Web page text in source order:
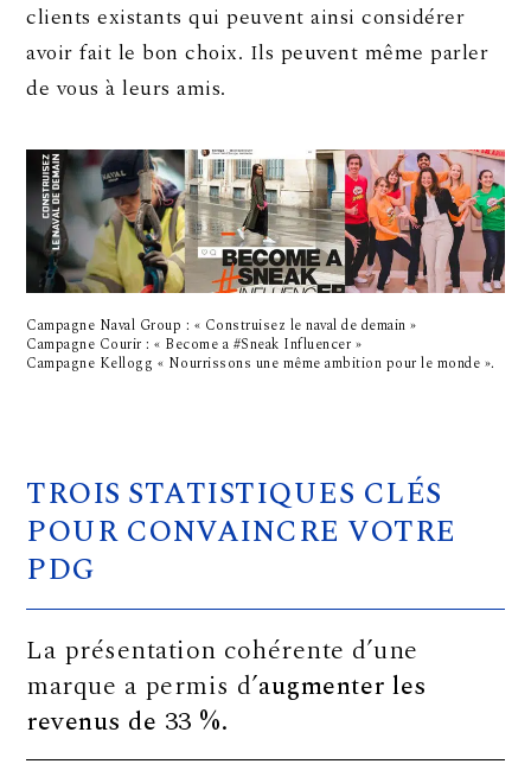
clients existants qui peuvent ainsi considérer
avoir fait le bon choix. Ils peuvent même parler
de vous à leurs amis.
Campagne Naval Group : « Construisez le naval de demain »
Campagne Courir : « Become a #Sneak Influencer »
Campagne Kellogg « Nourrissons une même ambition pour le monde ».
TROIS STATISTIQUES CLÉS
POUR CONVAINCRE VOTRE
PDG
La présentation cohérente d’une
marque a permis d’augmenter les
revenus de 33 %.